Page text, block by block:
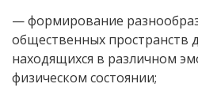
— формирование
общественных пространств
находящихся в различном
физическом состоянии;